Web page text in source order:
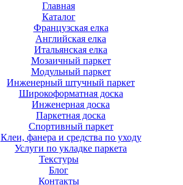
Главная
Каталог
Французская елка
Английская елка
Итальянская елка
Мозаичный паркет
Модульный паркет
Инженерный штучный паркет
Широкоформатная доска
Инженерная доска
Паркетная доска
Спортивный паркет
Клеи, фанера и средства по уходу
Услуги по укладке паркета
Текстуры
Блог
Контакты